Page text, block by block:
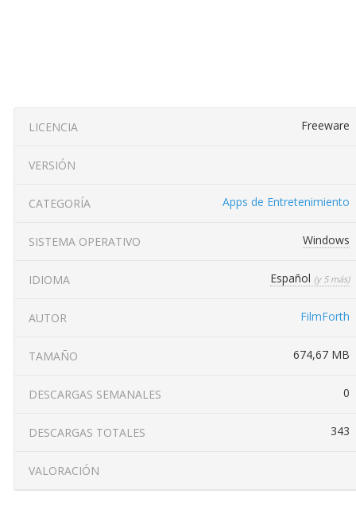
LICENCIA Freeware
VERSIÓN
CATEGORÍA Apps de Entretenimiento
SISTEMA OPERATIVO Windows
IDIOMA Español (y 5 más)
AUTOR FilmForth
TAMAÑO 674,67 MB
DESCARGAS SEMANALES 0
DESCARGAS TOTALES 343
VALORACIÓN